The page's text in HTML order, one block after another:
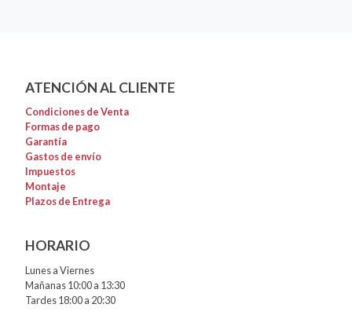
ATENCIÓN AL CLIENTE
Condiciones de Venta
Formas de pago
Garantía
Gastos de envío
Impuestos
Montaje
Plazos de Entrega
HORARIO
Lunes a Viernes
Mañanas 10:00 a 13:30
Tardes 18:00 a 20:30